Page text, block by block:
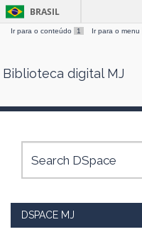
Skip
BRASIL
Ir para o conteúdo 1 Ir para o menu
Biblioteca digital MJ
DSPACE MJ